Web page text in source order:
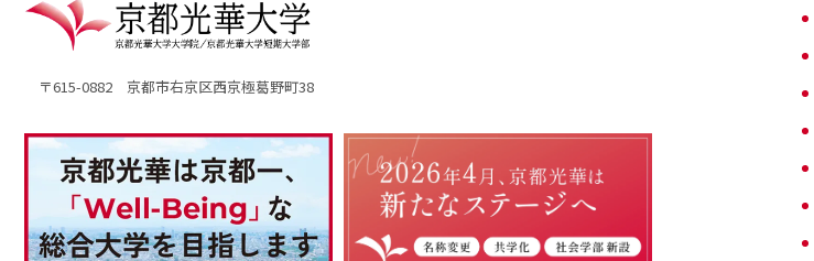
〒615-0882 京都市右京区西京極葛野町38